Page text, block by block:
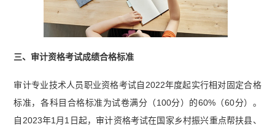
三、审计资格考试成绩合格标准
审计专业技术人员职业资格考试自2022年度起实行相对固定合格
标准，各科目合格标准为试卷满分（100分）的60%（60分）。
自2023年1月1日起，审计资格考试在国家乡村振兴重点帮扶县、